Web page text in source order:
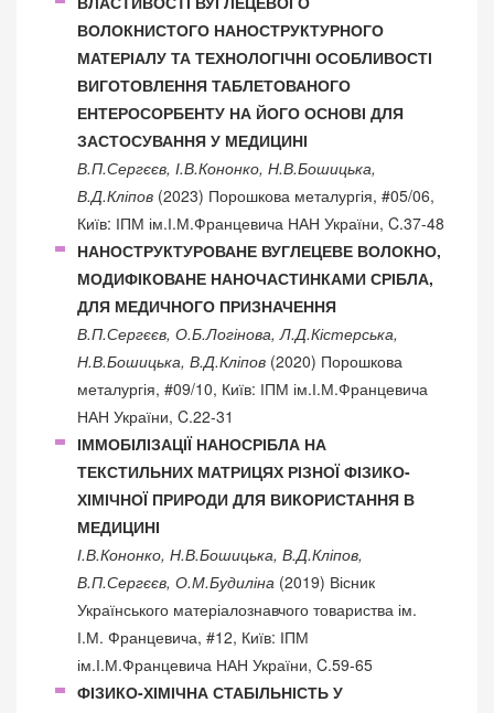
ВОЛОКНИСТОГО НАНОСТРУКТУРНОГО
МАТЕРІАЛУ ТА ТЕХНОЛОГІЧНІ ОСОБЛИВОСТІ
ВИГОТОВЛЕННЯ ТАБЛЕТОВАНОГО
ЕНТЕРОСОРБЕНТУ НА ЙОГО ОСНОВІ ДЛЯ
ЗАСТОСУВАННЯ У МЕДИЦИНІ
В.П.Сергєєв, І.В.Кононко, Н.В.Бошицька,
В.Д.Кліпов (2023) Порошкова металургія, #05/06,
Київ: ІПМ ім.І.М.Францевича НАН України, C.37-48
НАНОСТРУКТУРОВАНЕ ВУГЛЕЦЕВЕ ВОЛОКНО,
МОДИФІКОВАНЕ НАНОЧАСТИНКАМИ СРІБЛА,
ДЛЯ МЕДИЧНОГО ПРИЗНАЧЕННЯ
В.П.Сергєєв, О.Б.Логінова, Л.Д.Кістерська,
Н.В.Бошицька, В.Д.Кліпов (2020) Порошкова
металургія, #09/10, Київ: ІПМ ім.І.М.Францевича
НАН України, C.22-31
ІММОБІЛІЗАЦІЇ НАНОСРІБЛА НА
ТЕКСТИЛЬНИХ МАТРИЦЯХ РІЗНОЇ ФІЗИКО-
ХІМІЧНОЇ ПРИРОДИ ДЛЯ ВИКОРИСТАННЯ В
МЕДИЦИНІ
І.В.Кононко, Н.В.Бошицька, В.Д.Кліпов,
В.П.Сергєєв, О.М.Будиліна (2019) Вісник
Українського матеріалознавчого товариства ім.
І.М. Францевича, #12, Київ: ІПМ
ім.І.М.Францевича НАН України, C.59-65
ФІЗИКО-ХІМІЧНА СТАБІЛЬНІСТЬ У